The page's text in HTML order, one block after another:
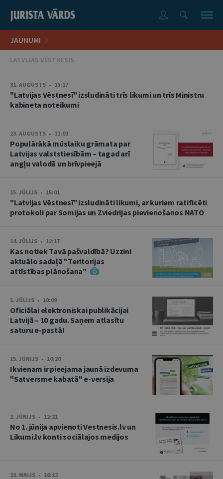
JAUNUMI
LATVIJAS VĒSTNESIS
31. AUGUSTS • 15:17
"Latvijas Vēstnesī" izsludināti trīs likumi un trīs Ministru
kabineta noteikumi
23. AUGUSTS • 11:02
Populārākā mūslaiku grāmata par
Latvijas valststiesībām – tagad arī
angļu valodā un brīvpieejā
15. JŪLIJS • 15:01
"Latvijas Vēstnesī" izsludināti likumi, ar kuriem ratificēti
protokoli par Somijas un Zviedrijas pievienošanos NATO
14. JŪLIJS • 12:17
Kas notiek Tavā pašvaldībā? Uzzini
aktuālo sadaļā "Teritorijas
attīstības plānošana"
1. JŪLIJS • 10:09
Oficiālai elektroniskai publikācijai
Latvijā – 10 gadu. Saņem atlasītu
saturu e-pastā!
15. JŪNIJS • 10:20
Ikvienam ir pieejama jaunā izdevuma
"Satversme kabatā" e-versija
2. JŪNIJS • 12:21
No 1. jūnija apvienoti Vestnesis.lv un
Likumi.lv konti sociālajos medijos
23. MAIJS • 16:13